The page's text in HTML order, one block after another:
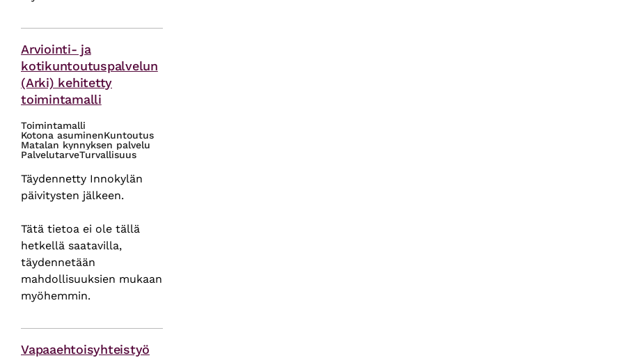
Arviointi- ja
kotikuntoutuspalvelun
(Arki) kehitetty
toimintamalli
Toimintamalli
Kotona asuminenKuntoutus
Matalan kynnyksen palvelu
PalvelutarveTurvallisuus
Täydennetty Innokylän
päivitysten jälkeen.
Tätä tietoa ei ole tällä
hetkellä saatavilla,
täydennetään
mahdollisuuksien mukaan
myöhemmin.
Vapaaehtoisyhteistyö